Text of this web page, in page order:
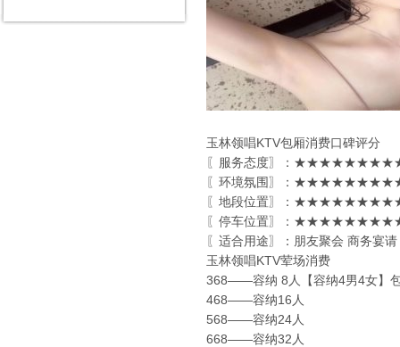
玉林领唱KTV包厢消费口碑评分
〖服务态度〗：
〖环境氛围〗：
〖地段位置〗：
〖停车位置〗：
〖适合用途〗：朋友聚会 商务宴请
玉林领唱KTV荤场消费
368——容纳 8人【容纳4男4女】
468——容纳16人
568——容纳24人
668——容纳32人